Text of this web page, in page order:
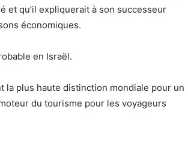
et qu’il expliquerait à son successeur
économiques.
en Israël.
la plus haute distinction mondiale pour un
du tourisme pour les voyageurs